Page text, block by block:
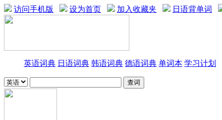
访问手机版 设为首页 加入收藏夹 日语背单词
英语词典 日语词典 韩语词典 德语词典 单词本 学习计划